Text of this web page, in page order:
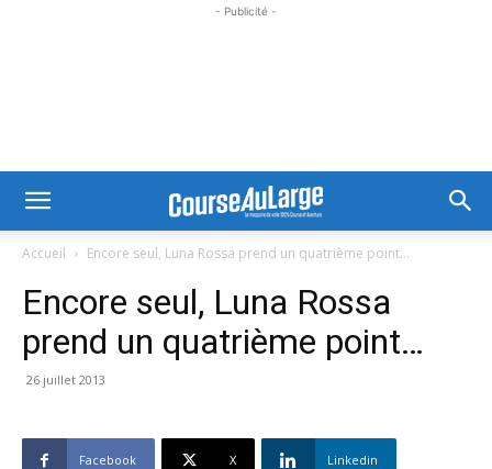
- Publicité -
Accueil Encore seul, Luna Rossa prend un quatrième point...
Encore seul, Luna Rossa
prend un quatrième point…
26 juillet 2013
Facebook X Linkedin